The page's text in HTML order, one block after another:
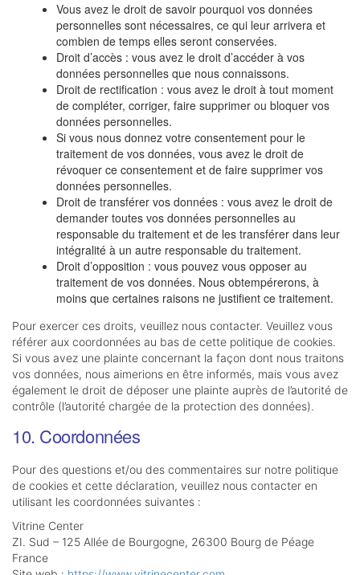
Vous avez le droit de savoir pourquoi vos données
personnelles sont nécessaires, ce qui leur arrivera et
combien de temps elles seront conservées.
Droit d’accès : vous avez le droit d’accéder à vos
données personnelles que nous connaissons.
Droit de rectification : vous avez le droit à tout moment
de compléter, corriger, faire supprimer ou bloquer vos
données personnelles.
Si vous nous donnez votre consentement pour le
traitement de vos données, vous avez le droit de
révoquer ce consentement et de faire supprimer vos
données personnelles.
Droit de transférer vos données : vous avez le droit de
demander toutes vos données personnelles au
responsable du traitement et de les transférer dans leur
intégralité à un autre responsable du traitement.
Droit d’opposition : vous pouvez vous opposer au
traitement de vos données. Nous obtempérerons, à
moins que certaines raisons ne justifient ce traitement.
Pour exercer ces droits, veuillez nous contacter. Veuillez vous
référer aux coordonnées au bas de cette politique de cookies.
Si vous avez une plainte concernant la façon dont nous traitons
vos données, nous aimerions en être informés, mais vous avez
également le droit de déposer une plainte auprès de l’autorité de
contrôle (l’autorité chargée de la protection des données).
10. Coordonnées
Pour des questions et/ou des commentaires sur notre politique
de cookies et cette déclaration, veuillez nous contacter en
utilisant les coordonnées suivantes :
Vitrine Center
ZI. Sud – 125 Allée de Bourgogne, 26300 Bourg de Péage
France